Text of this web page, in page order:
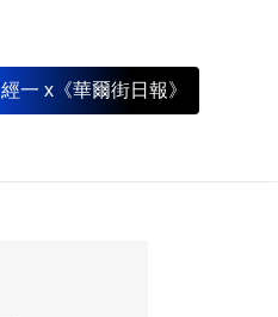
經一 x《華爾街日報》